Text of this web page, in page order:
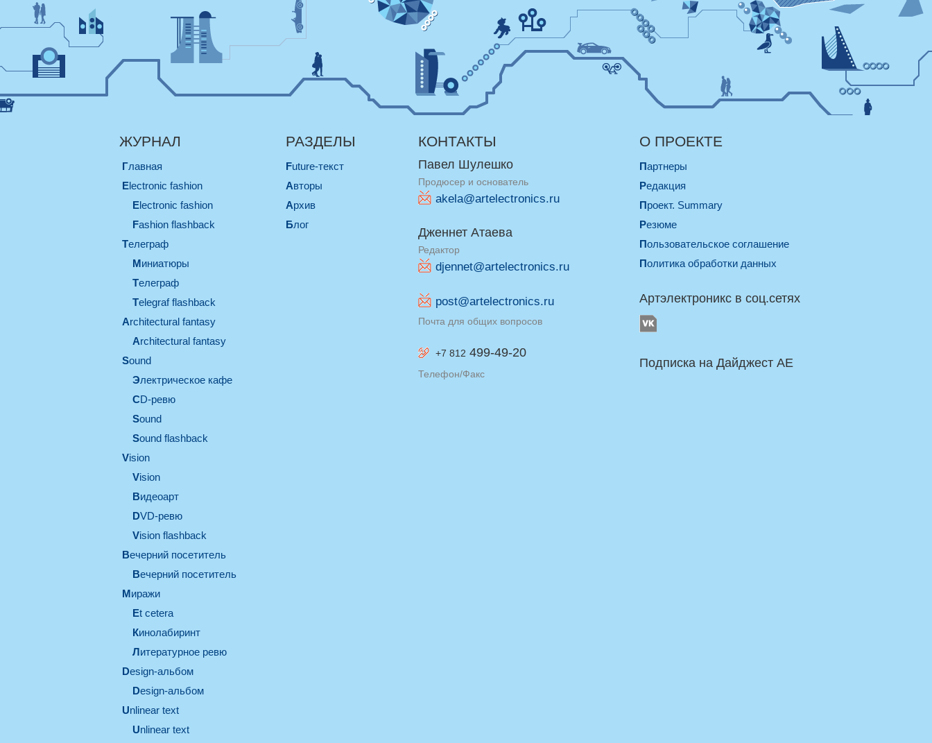
ЖУРНАЛ
Главная
electronic fashion
electronic fashion
Fashion flashback
телеграф
миниатюры
телеграф
Telegraf flashback
architectural fantasy
architectural fantasy
sound
электрическое кафе
CD-ревю
sound
Sound flashback
vision
vision
видеоарт
DVD-ревю
Vision flashback
вечерний посетитель
вечерний посетитель
миражи
et cetera
кинолабиринт
литературное ревю
design-альбом
design-альбом
unlinear text
Unlinear text
РАЗДЕЛЫ
Future-текст
Авторы
Архив
Блог
КОНТАКТЫ
Павел Шулешко
Продюсер и основатель
akela@artelectronics.ru
Дженнет Атаева
Редактор
djennet@artelectronics.ru
post@artelectronics.ru
Почта для общих вопросов
+7 812 499-49-20
Телефон/Факс
О ПРОЕКТЕ
Партнеры
Редакция
Проект. Summary
Резюме
Пользовательское соглашение
Политика обработки данных
Артэлектроникс в соц.сетях
Подписка на Дайджест AE